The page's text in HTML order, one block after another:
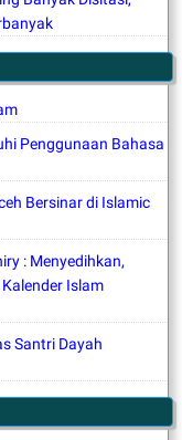
Penggunaan Bahasa
Bersinar di Islamic
: Menyedihkan,
Islam
Santri Dayah